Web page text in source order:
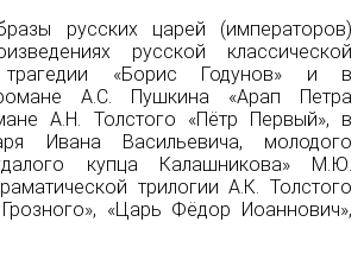
русских царей (императоров)
русской классической
трагедии «Борис Годунов» и в
А.С. Пушкина «Арап Петра
А.Н. Толстого «Пётр Первый», в
Ивана Васильевича, молодого
купца Калашникова» М.Ю.
трилогии А.К. Толстого
«Царь Фёдор Иоаннович»,